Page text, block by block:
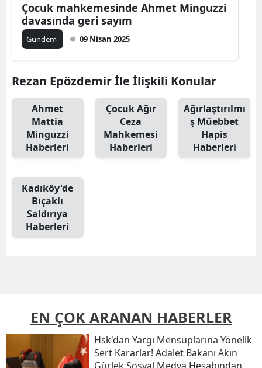
Çocuk mahkemesinde Ahmet Minguzzi
davasında geri sayım
Gündem 09 Nisan 2025
Rezan Epözdemir İle İlişkili Konular
Ahmet
Mattia
Minguzzi
Haberleri
Çocuk Ağır
Ceza
Mahkemesi
Haberleri
Ağırlaştırılmı
ş Müebbet
Hapis
Haberleri
Kadıköy'de
Bıçaklı
Saldırıya
Haberleri
EN ÇOK ARANAN HABERLER
Hsk'dan Yargı Mensuplarına Yönelik
Sert Kararlar! Adalet Bakanı Akın